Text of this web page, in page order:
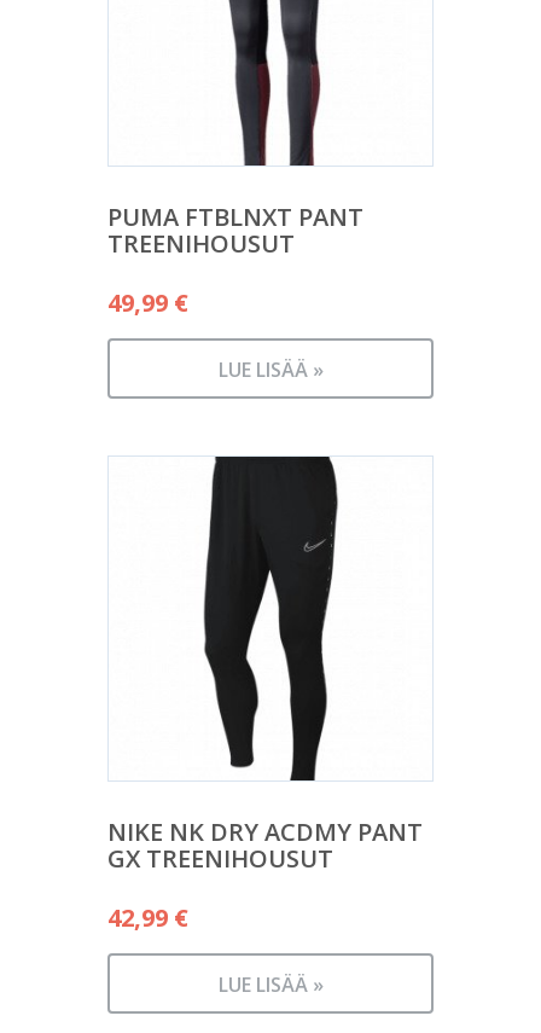
PUMA FTBLNXT PANT
TREENIHOUSUT
49,99 €
LUE LISÄÄ »
NIKE NK DRY ACDMY PANT
GX TREENIHOUSUT
42,99 €
LUE LISÄÄ »